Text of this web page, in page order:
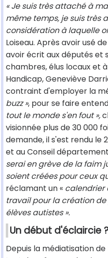
« Je suis très attaché à
même temps, je suis très
considération à laquelle
Loiseau. Après avoir usé
avoir écrit aux députés et
chambres, élus locaux et
Handicap, Geneviève
contraint d'employer la
buzz », pour se faire
tout le monde s'en fout »,
visionnée plus de 30 000
demande, il s'est rendu le
et au Conseil
serai en grève de la faim
soient créées pour ceux
réclamant un « calendrier
travail pour la création
élèves autistes ».
Un début d'éclaircie
Depuis la médiatisation